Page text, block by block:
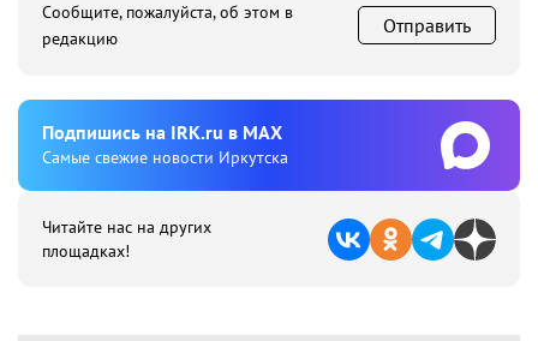
Сообщите, пожалуйста, об этом в
редакцию
Отправить
Подпишиcь на IRK.ru в MAX
Cамые свежие новости Иркутска
Читайте нас на других
площадках!